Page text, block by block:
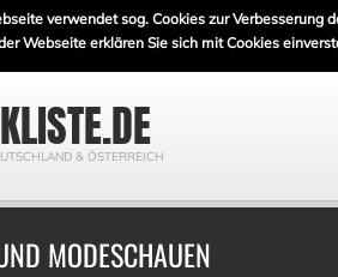
verwendet sog. Cookies zur Verbesserung
Webseite erklären Sie sich mit Cookies
& ÖSTERREICH
MODESCHAUEN